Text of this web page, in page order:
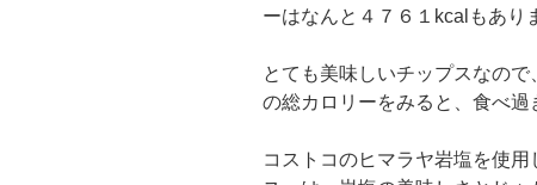
ーはなんと４７６１kcalもあり
とても美味しいチップスなの
の総カロリーをみると、食べ過
コストコのヒマラヤ岩塩を使